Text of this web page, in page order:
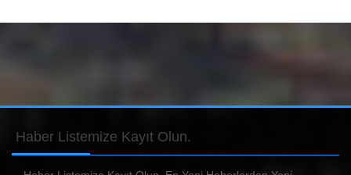
Haber Listemize Kayıt Olun.